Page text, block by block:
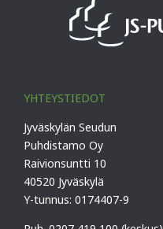
YHTEYSTIEDOT
Jyväskylän Seudun
Puhdistamo Oy
Raivionsuntti 10
40520 Jyväskylä
Y-tunnus: 0174407-9